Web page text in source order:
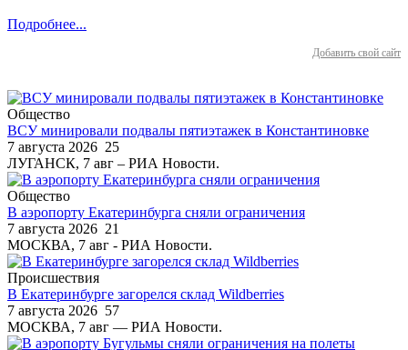
Подробнее...
Добавить свой сайт
Общество
ВСУ минировали подвалы пятиэтажек в Константиновке
7 августа 2026 25
ЛУГАНСК, 7 авг – РИА Новости.
Общество
В аэропорту Екатеринбурга сняли ограничения
7 августа 2026 21
МОСКВА, 7 авг - РИА Новости.
Происшествия
В Екатеринбурге загорелся склад Wildberries
7 августа 2026 57
МОСКВА, 7 авг — РИА Новости.